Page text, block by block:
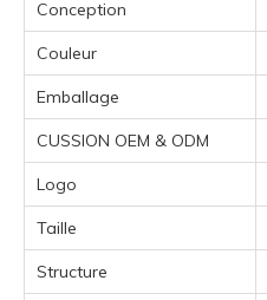
Conception
Couleur
Emballage
CUSSION OEM & ODM
Logo
Taille
Structure